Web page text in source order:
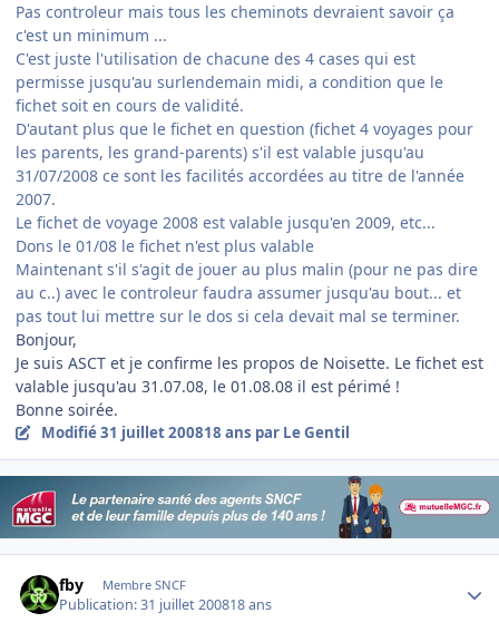
Pas controleur mais tous les cheminots devraient savoir ça
c'est un minimum ...
C'est juste l'utilisation de chacune des 4 cases qui est
permisse jusqu'au surlendemain midi, a condition que le
fichet soit en cours de validité.
D'autant plus que le fichet en question (fichet 4 voyages pour
les parents, les grand-parents) s'il est valable jusqu'au
31/07/2008 ce sont les facilités accordées au titre de l'année
2007.
Le fichet de voyage 2008 est valable jusqu'en 2009, etc...
Dons le 01/08 le fichet n'est plus valable
Maintenant s'il s'agit de jouer au plus malin (pour ne pas dire
au c..) avec le controleur faudra assumer jusqu'au bout... et
pas tout lui mettre sur le dos si cela devait mal se terminer.
Bonjour,
Je suis ASCT et je confirme les propos de Noisette. Le fichet est
valable jusqu'au 31.07.08, le 01.08.08 il est périmé !
Bonne soirée.
Modifié31 juillet 200818 ans par Le Gentil
fby Membre SNCF
Publication:31 juillet 200818 ans